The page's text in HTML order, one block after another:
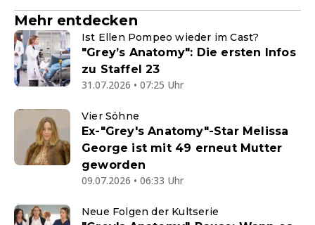
Mehr entdecken
Ist Ellen Pompeo wieder im Cast?
"Grey’s Anatomy": Die ersten Infos
zu Staffel 23
31.07.2026 • 07:25 Uhr
Vier Söhne
Ex-"Grey's Anatomy"-Star Melissa
George ist mit 49 erneut Mutter
geworden
09.07.2026 • 06:33 Uhr
Neue Folgen der Kultserie